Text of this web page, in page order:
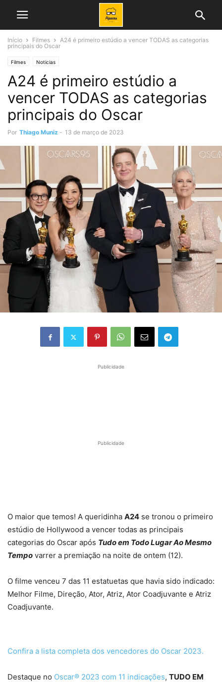
Início Filmes
A24 é primeiro estúdio a vencer TODAS as categorias
principais do Oscar
Filmes Noticias
A24 é primeiro estúdio a
vencer TODAS as categorias
principais do Oscar
Por Thiago Muniz - 13 de março de 2023
Publicidade
Publicidade
O maior que temos! A queridinha A24 se tronou o primeiro
estúdio de Hollywood a vencer todas as principais
categorias do Oscar após Tudo em Todo Lugar Ao Mesmo
Tempo varrer a premiação na noite de ontem (12).
O filme venceu 7 das 11 estatuetas que havia sido indicado:
Melhor Filme, Direção, Ator, Atriz, Ator Coadjuvante e Atriz
Coadjuvante.
Confira a lista completa dos vencedores do Oscar 2023.
Destaque no Oscar® 2023 com 11 indicações, TUDO EM